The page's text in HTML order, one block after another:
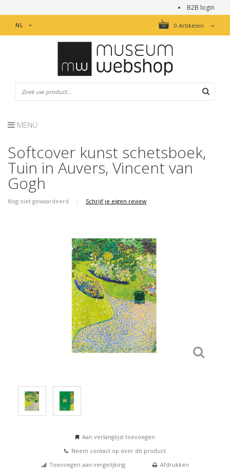
B2B login
0 Artikelen
NL
MENU
Softcover kunst schetsboek,
Tuin in Auvers, Vincent van
Gogh
Nog niet gewaardeerd | Schrijf je eigen review
Aan verlanglijst toevoegen
Neem contact op over dit product
Toevoegen aan vergelijking
Afdrukken